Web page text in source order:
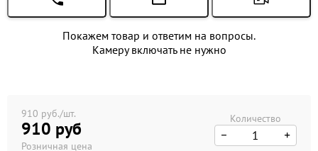
Покажем товар и ответим на вопросы.
Камеру включать не нужно
910 руб./шт.
910 руб
Розничная цена
Количество